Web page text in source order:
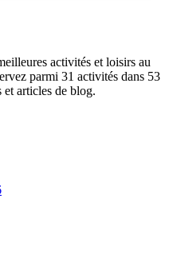
activités et loisirs au
parmi 31 activités dans 53
articles de blog.